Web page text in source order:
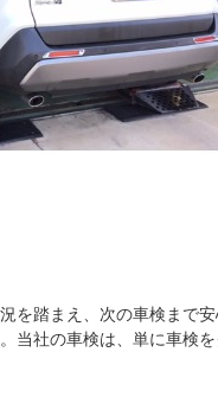
を踏まえ、次の車検まで
当社の車検は、単に車検